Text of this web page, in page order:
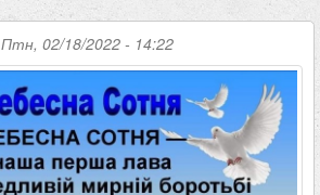
Птн, 02/18/2022 - 14:22